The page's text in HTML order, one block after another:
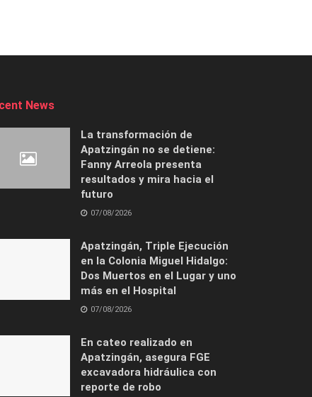
News
La transformación de
Apatzingán no se detiene:
Fanny Arreola presenta
resultados y mira hacia el
futuro
07/08/2026
Apatzingán, Triple Ejecución
en la Colonia Miguel Hidalgo:
Dos Muertos en el Lugar y uno
más en el Hospital
07/08/2026
En cateo realizado en
Apatzingán, asegura FGE
excavadora hidráulica con
reporte de robo